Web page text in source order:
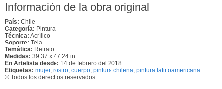
Información de la obra original
País: Chile
Categoría: Pintura
Técnica: Acrílico
Soporte: Tela
Temática: Retrato
Medidas: 39.37 x 47.24 in
En Artelista desde: 14 de febrero del 2018
Etiquetas: mujer, rostro, cuerpo, pintura chilena, pintura latinoamericana
© Todos los derechos reservados